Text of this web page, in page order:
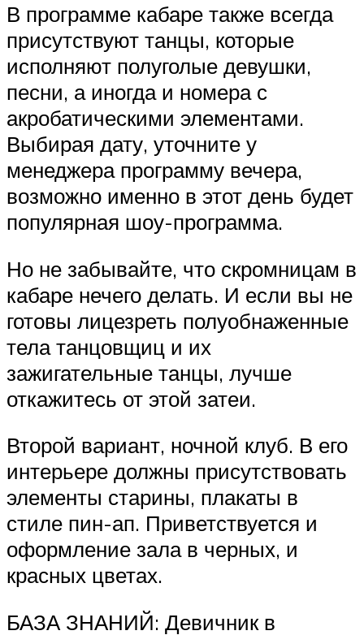
В программе кабаре также всегда
присутствуют танцы, которые
исполняют полуголые девушки,
песни, а иногда и номера с
акробатическими элементами.
Выбирая дату, уточните у
менеджера программу вечера,
возможно именно в этот день будет
популярная шоу-программа.
Но не забывайте, что скромницам в
кабаре нечего делать. И если вы не
готовы лицезреть полуобнаженные
тела танцовщиц и их
зажигательные танцы, лучше
откажитесь от этой затеи.
Второй вариант, ночной клуб. В его
интерьере должны присутствовать
элементы старины, плакаты в
стиле пин-ап. Приветствуется и
оформление зала в черных, и
красных цветах.
БАЗА ЗНАНИЙ: Девичник в